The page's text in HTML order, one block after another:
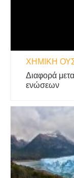
ΧΗΜΙΚΉ
Διαφορά
ενώσεων